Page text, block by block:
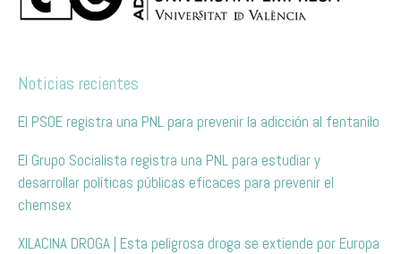
Noticias recientes
El PSOE registra una PNL para prevenir la adicción al fentanilo
El Grupo Socialista registra una PNL para estudiar y
desarrollar políticas públicas eficaces para prevenir el
chemsex
XILACINA DROGA | Esta peligrosa droga se extiende por Europa